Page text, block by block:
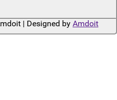
| Designed by Amdoit